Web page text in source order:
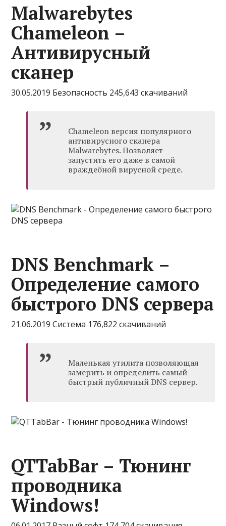
Malwarebytes
Chameleon –
Антивирусный
сканер
30.05.2019 Безопасность 245,643 скачиваний
Chameleon версия популярного
антивирусного сканера
Malwarebytes. Позволяет
запустить его даже в самой
враждебной вирусной среде.
DNS Benchmark –
Определение самого
быстрого DNS сервера
21.06.2019 Система 176,822 скачиваний
Маленькая утилита позволяющая
замерить и определить самый
быстрый публичный DNS сервер.
QTTabBar – Тюнинг
проводника
Windows!